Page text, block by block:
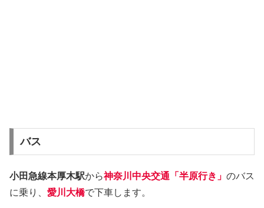
バス
小田急線本厚木駅から神奈川中央交通「半原行き」 のバス
に乗り、 愛川大橋で下車します。